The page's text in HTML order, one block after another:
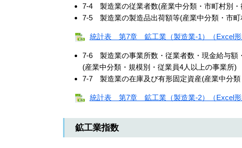
7-4 製造業の従業者数(産業中分類・市町村別・
7-5 製造業の製造品出荷額等(産業中分類・市町
統計表 第7章 鉱工業（製造業-1）（Excel形
7-6 製造業の事業所数・従業者数・現金給与額
(産業中分類・規模別・従業員4人以上の事業所)
7-7 製造業の在庫及び有形固定資産(産業中分類
統計表 第7章 鉱工業（製造業-2）（Excel形
鉱工業指数